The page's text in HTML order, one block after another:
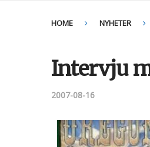
HOME NYHETER
Intervju
2007-08-16